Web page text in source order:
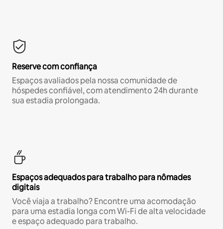
Reserve com confiança
Espaços avaliados pela nossa comunidade de
hóspedes confiável, com atendimento 24h durante
sua estadia prolongada.
Espaços adequados para trabalho para nômades
digitais
Você viaja a trabalho? Encontre uma acomodação
para uma estadia longa com Wi-Fi de alta velocidade
e espaço adequado para trabalho.